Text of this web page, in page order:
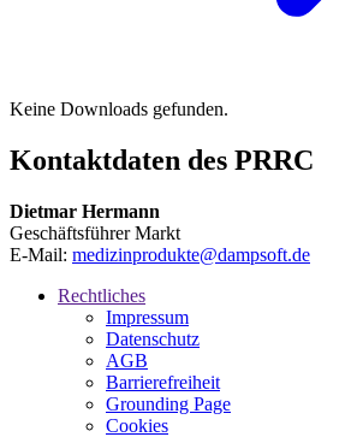
Keine Downloads gefunden.
Kontaktdaten des PRRC
Dietmar Hermann
Geschäftsführer Markt
E-Mail: medizinprodukte@dampsoft.de
Rechtliches
Impressum
Datenschutz
AGB
Barrierefreiheit
Grounding Page
Cookies